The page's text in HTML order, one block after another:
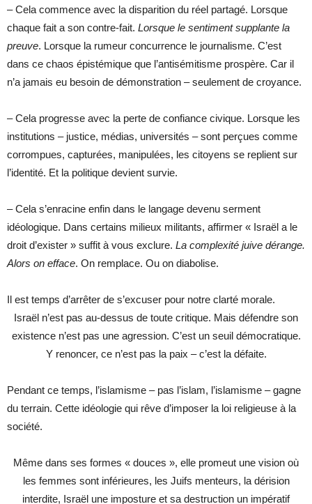
– Cela commence avec la disparition du réel partagé. Lorsque
chaque fait a son contre-fait. Lorsque le sentiment supplante la
preuve. Lorsque la rumeur concurrence le journalisme. C’est
dans ce chaos épistémique que l’antisémitisme prospère. Car il
n’a jamais eu besoin de démonstration – seulement de croyance.
– Cela progresse avec la perte de confiance civique. Lorsque les
institutions – justice, médias, universités – sont perçues comme
corrompues, capturées, manipulées, les citoyens se replient sur
l’identité. Et la politique devient survie.
– Cela s’enracine enfin dans le langage devenu serment
idéologique. Dans certains milieux militants, affirmer « Israël a le
droit d’exister » suffit à vous exclure. La complexité juive dérange.
Alors on efface. On remplace. Ou on diabolise.
Il est temps d’arrêter de s’excuser pour notre clarté morale.
Israël n’est pas au-dessus de toute critique. Mais défendre son
existence n’est pas une agression. C’est un seuil démocratique.
Y renoncer, ce n’est pas la paix – c’est la défaite.
Pendant ce temps, l’islamisme – pas l’islam, l’islamisme – gagne
du terrain. Cette idéologie qui rêve d’imposer la loi religieuse à la
société.
Même dans ses formes « douces », elle promeut une vision où
les femmes sont inférieures, les Juifs menteurs, la dérision
interdite, Israël une imposture et sa destruction un impératif